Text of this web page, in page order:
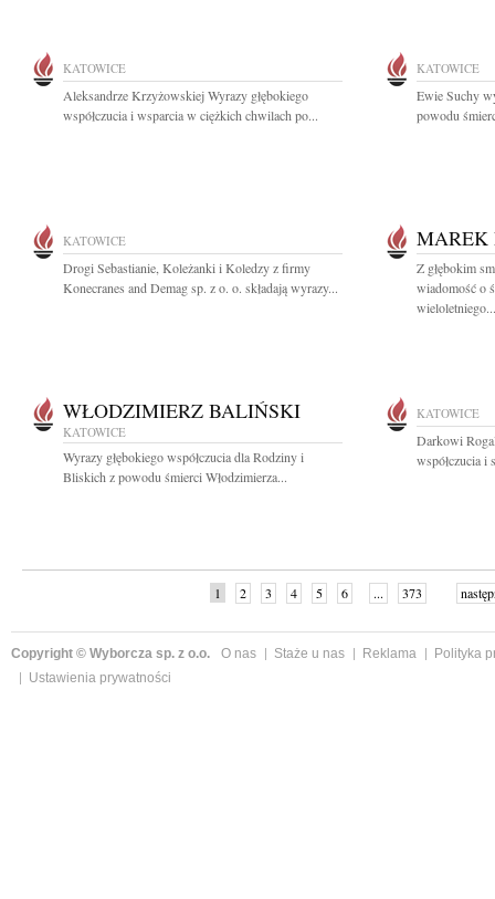
KATOWICE
Aleksandrze Krzyżowskiej Wyrazy głębokiego
współczucia i wsparcia w ciężkich chwilach po...
KATOWICE
Ewie Suchy
powodu
KATOWICE
Drogi Sebastianie, Koleżanki i Koledzy z firmy
Konecranes and Demag sp. z o. o. składają wyrazy...
MAREK
Z głębokim
wiadomość o
wieloletniego...
WŁODZIMIERZ BALIŃSKI
KATOWICE
Wyrazy głębokiego współczucia dla Rodziny i
Bliskich z powodu śmierci Włodzimierza...
KATOWICE
Darkowi
współczucia i
1 2 3 4 5 6 ... 373
Copyright © Wyborcza sp. z o.o. O nas Staże u nas Reklama
Polityka
Ustawienia prywatności